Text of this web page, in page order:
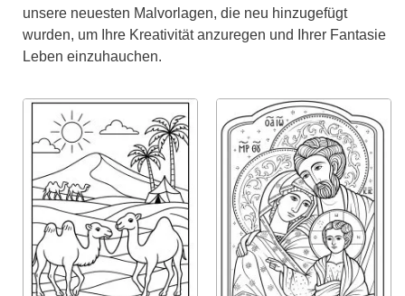
unsere neuesten Malvorlagen, die neu hinzugefügt
wurden, um Ihre Kreativität anzuregen und Ihrer Fantasie
Leben einzuhauchen.